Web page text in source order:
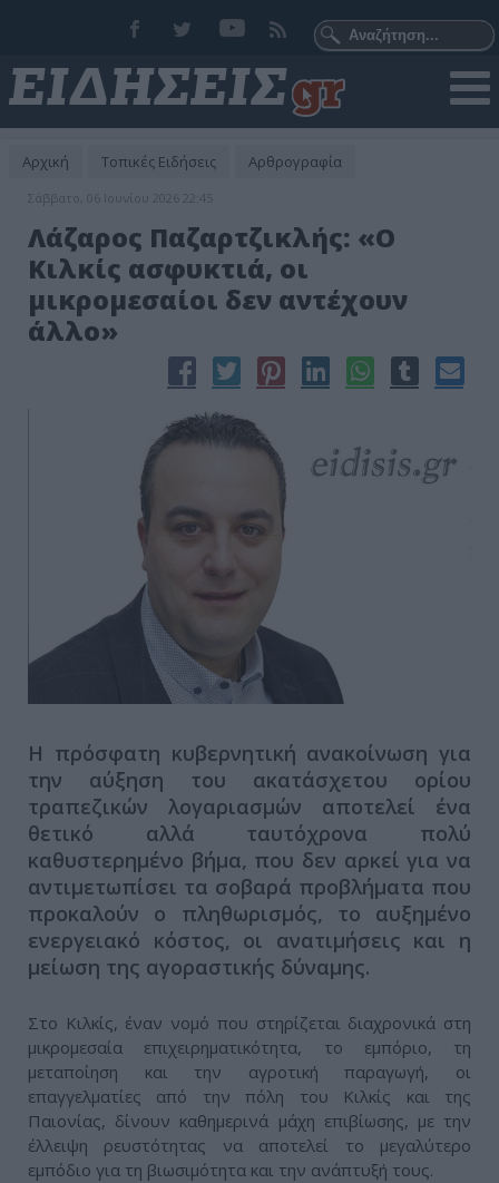
Αρχική Τοπικές Ειδήσεις Αρθρογραφία
Σάββατο, 06 Ιουνίου 2026 22:45
Λάζαρος Παζαρτζικλής: «Ο
Κιλκίς ασφυκτιά, οι
μικρομεσαίοι δεν αντέχουν
άλλο»
Η πρόσφατη κυβερνητική ανακοίνωση για
την αύξηση του ακατάσχετου ορίου
τραπεζικών λογαριασμών αποτελεί ένα
θετικό αλλά ταυτόχρονα πολύ
καθυστερημένο βήμα, που δεν αρκεί για να
αντιμετωπίσει τα σοβαρά προβλήματα που
προκαλούν ο πληθωρισμός, το αυξημένο
ενεργειακό κόστος, οι ανατιμήσεις και η
μείωση της αγοραστικής δύναμης.
Στο Κιλκίς, έναν νομό που στηρίζεται διαχρονικά στη
μικρομεσαία επιχειρηματικότητα, το εμπόριο, τη
μεταποίηση και την αγροτική παραγωγή, οι
επαγγελματίες από την πόλη του Κιλκίς και της
Παιονίας, δίνουν καθημερινά μάχη επιβίωσης, με την
έλλειψη ρευστότητας να αποτελεί το μεγαλύτερο
εμπόδιο για τη βιωσιμότητα και την ανάπτυξή τους.